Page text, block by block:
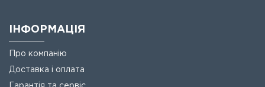
ІНФОРМАЦІЯ
Про компанію
Доставка і оплата